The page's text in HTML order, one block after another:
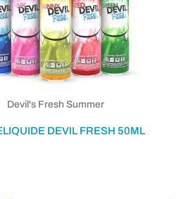
Devil's Fresh Summer
DEVIL FRESH 50ML